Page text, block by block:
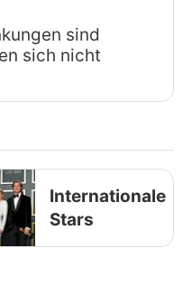
sind
sich nicht
Internationale
Stars